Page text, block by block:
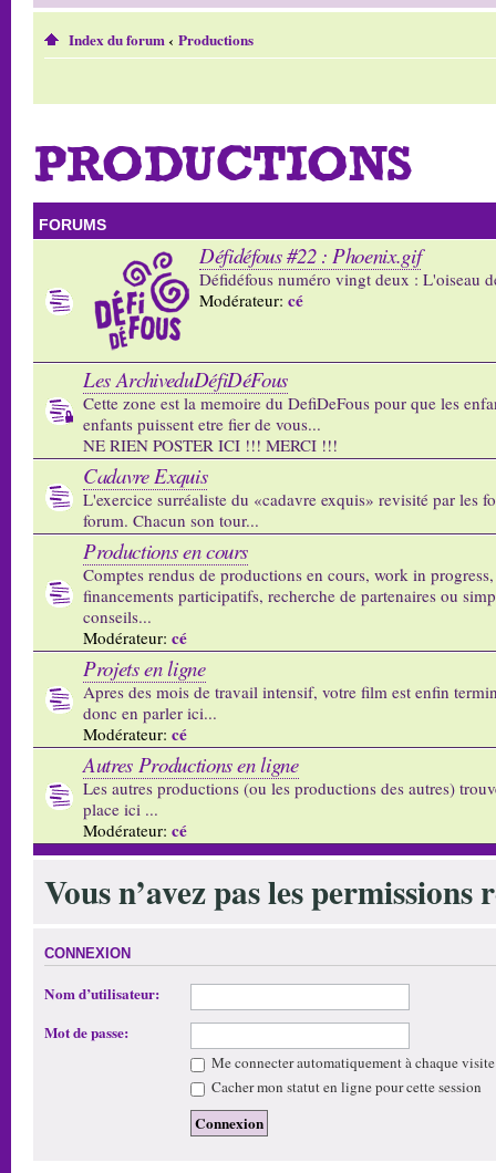
Index du forum‹ Productions
PRODUCTIONS
FORUMS
Défidéfous #22 : Phoenix.gif
Défidéfous numéro vingt deux : L'oiseau
Modérateur: cé
Les ArchiveduDéfiDéFous
Cette zone est la memoire du DefiDeFous pour que les
enfants puissent etre fier de vous...
NE RIEN POSTER ICI !!! MERCI !!!
Cadavre Exquis
L'exercice surréaliste du «cadavre exquis» revisité par les
forum. Chacun son tour...
Productions en cours
Comptes rendus de productions en cours, work in
financements participatifs, recherche de partenaires ou
conseils...
Modérateur: cé
Projets en ligne
Apres des mois de travail intensif, votre film est enfin
donc en parler ici...
Modérateur: cé
Autres Productions en ligne
Les autres productions (ou les productions des autres)
place ici ...
Modérateur: cé
Vous n’avez pas les
CONNEXION
Nom d’utilisateur:
Mot de passe:
Me connecter automatiquement à chaque visite
Cacher mon statut en ligne pour cette session